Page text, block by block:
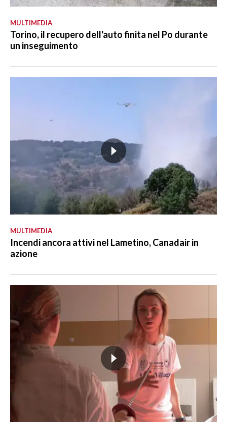
MULTIMEDIA
Torino, il recupero dell'auto finita nel Po durante
un inseguimento
MULTIMEDIA
Incendi ancora attivi nel Lametino, Canadair in
azione